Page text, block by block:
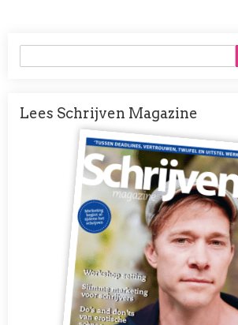
Lees Schrijven Magazine
Afbeelding